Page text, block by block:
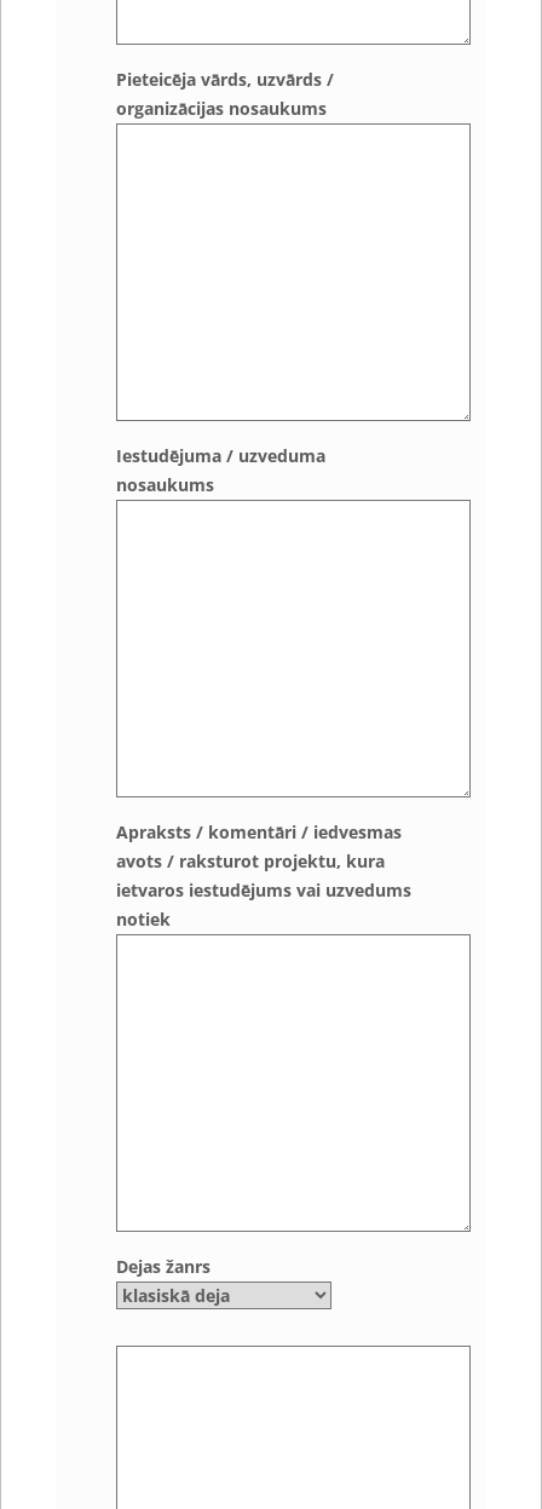
Pieteicēja vārds, uzvārds /
organizācijas nosaukums
Iestudējuma / uzveduma
nosaukums
Apraksts / komentāri / iedvesmas
avots / raksturot projektu, kura
ietvaros iestudējums vai uzvedums
notiek
Dejas žanrs